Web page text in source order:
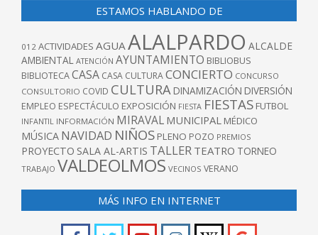
ESTAMOS HABLANDO DE
012 ACTIVIDADES AGUA ALALPARDO ALCALDE
AMBIENTAL ATENCIÓN AYUNTAMIENTO BIBLIOBUS
BIBLIOTECACASA CASA CULTURACONCIERTO CONCURSO
CONSULTORIO COVID CULTURA DINAMIZACIÓN DIVERSIÓN
EMPLEO ESPECTÁCULO EXPOSICIÓN FIESTA FIESTAS FUTBOL
INFANTIL INFORMACIÓN MIRAVAL MUNICIPAL MÉDICO
MÚSICA NAVIDAD NIÑOS PLENO POZO PREMIOS
PROYECTO SALA AL-ARTIS TALLER TEATRO TORNEO
TRABAJO VALDEOLMOS VECINOS VERANO
MÁS INFO EN INTERNET